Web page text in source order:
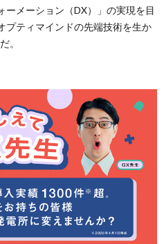
ーメーション（DX）」の実現を目
プティマインドの先端技術を生か
。